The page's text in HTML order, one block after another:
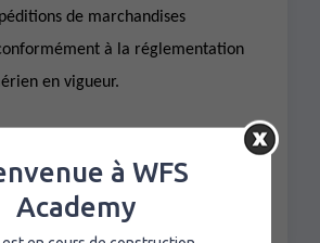
de marchandises
à la réglementation
en vigueur.
à WFS
Academy